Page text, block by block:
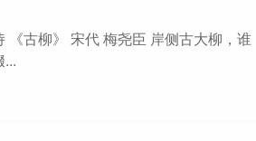
《古柳》 宋代 梅尧臣 岸侧古大柳，谁